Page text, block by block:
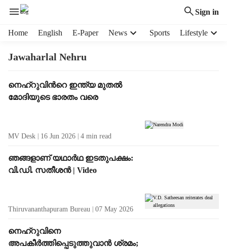
Sign in
Home English E-Paper News Sports Lifestyle
Jawaharlal Nehru
T
a
s
l
t
നെഹ്‌റുവിന്‍റെ ഇന്ത്യ മുതൽ
മോദിയുടെ ഭാരതം വരെ
MV Desk 16 Jun 2026 4 min read
ഞങ്ങളാണ് യഥാർഥ ഇടതുപക്ഷം:
വി.ഡി. സതീശൻ | Video
Thiruvananthapuram Bureau 07 May 2026
നെഹ്റുവിനെ
അപകീർത്തിപ്പെടുത്തുവാൻ ശ്രമം;